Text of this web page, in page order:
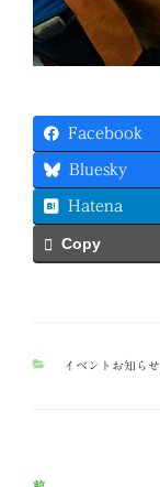
Facebook
Bluesky
Hatena
Copy
カ
イベントお知らせ
投